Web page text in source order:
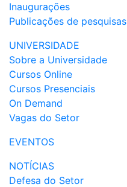
Inaugurações
Publicações de pesquisas
UNIVERSIDADE
Sobre a Universidade
Cursos Online
Cursos Presenciais
On Demand
Vagas do Setor
EVENTOS
NOTÍCIAS
Defesa do Setor